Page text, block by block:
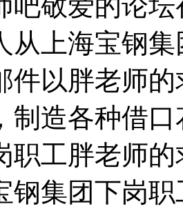
从上海宝钢
件以胖老师
制造各种借
职工胖老师
钢集团下岗